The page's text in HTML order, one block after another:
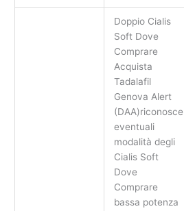
Doppio Cialis
Soft Dove
Comprare
Acquista
Tadalafil
Genova Alert
(DAA)riconosce
eventuali
modalità degli
Cialis Soft
Dove
Comprare
bassa potenza